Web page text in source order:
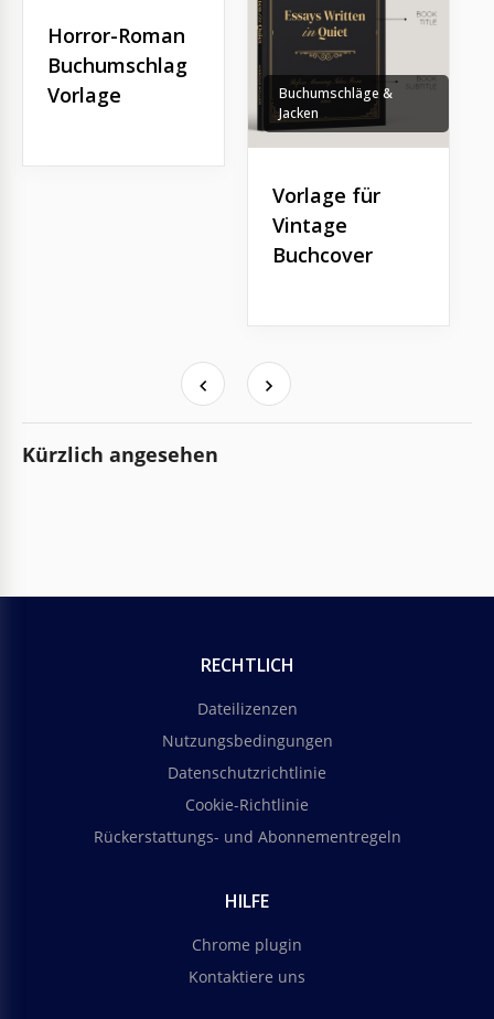
Horror-Roman
Buchumschlag
Vorlage
Buchumschläge &
Jacken
Vorlage für
Vintage
Buchcover
Kürzlich angesehen
RECHTLICH
Dateilizenzen
Nutzungsbedingungen
Datenschutzrichtlinie
Cookie-Richtlinie
Rückerstattungs- und Abonnementregeln
HILFE
Chrome plugin
Kontaktiere uns